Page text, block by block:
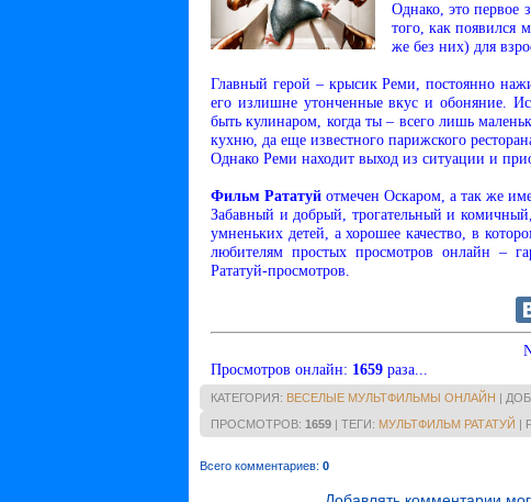
Однако, это первое
того, как появился
же без них) для
Главный герой – крысик Реми, постоянно
его излишне утонченные вкус и обоняние.
быть кулинаром, когда ты – всего лишь
кухню, да еще известного парижского
Однако Реми находит выход из ситуации и
Фильм Рататуй отмечен Оскаром, а так же
Забавный и добрый, трогательный и
умненьких детей, а хорошее качество, в
любителям простых просмотров онлайн –
Рататуй-просмотров.
Просмотров онлайн: 1659 раза...
КАТЕГОРИЯ: ВЕСЕЛЫЕ МУЛЬТФИЛЬМЫ ОНЛАЙН |
ПРОСМОТРОВ: 1659 | ТЕГИ: МУЛЬТФИЛЬМ РАТАТУЙ |
Всего комментариев: 0